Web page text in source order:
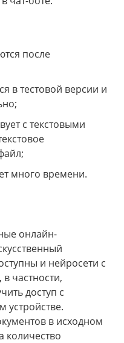
после
в тестовой версии и
с текстовыми
много времени.
онлайн-
и нейросети с
частности,
доступ с
устройстве.
в исходном
количество